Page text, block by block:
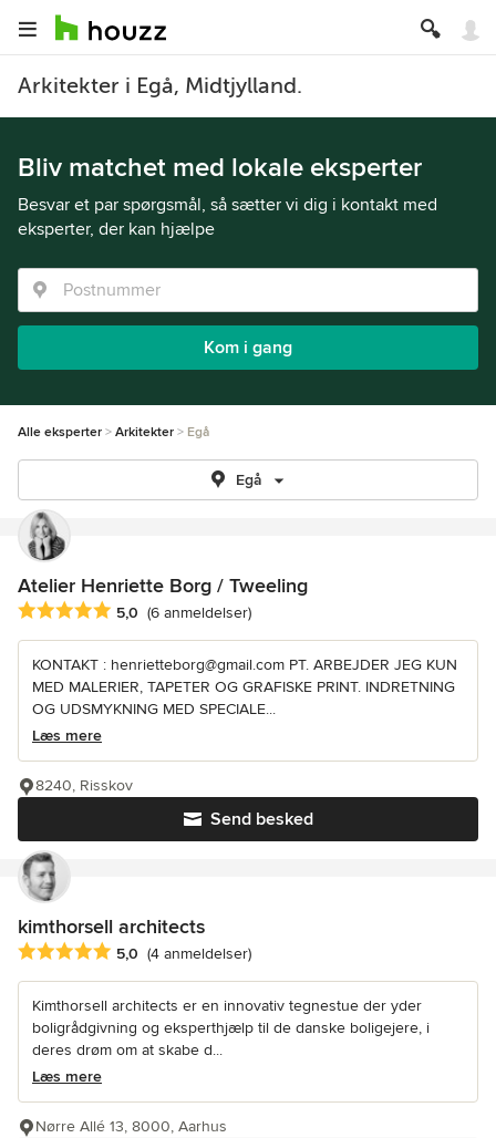
Arkitekter i Egå, Midtjylland.
Bliv matchet med lokale eksperter
Besvar et par spørgsmål, så sætter vi dig i kontakt med
eksperter, der kan hjælpe
Kom i gang
Alle eksperter Arkitekter Egå
Egå
Atelier Henriette Borg / Tweeling
Gennemsnitlig bedømmelse: 5 ud af 5 stjerner
5,0 (6 anmeldelser)
KONTAKT : henrietteborg@gmail.com PT. ARBEJDER JEG KUN
MED MALERIER, TAPETER OG GRAFISKE PRINT. INDRETNING
OG UDSMYKNING MED SPECIALE...
Læs mere
Send besked
8240, Risskov
kimthorsell architects
Gennemsnitlig bedømmelse: 5 ud af 5 stjerner
5,0 (4 anmeldelser)
Kimthorsell architects er en innovativ tegnestue der yder
boligrådgivning og eksperthjælp til de danske boligejere, i
deres drøm om at skabe d...
Læs mere
Nørre Allé 13, 8000, Aarhus